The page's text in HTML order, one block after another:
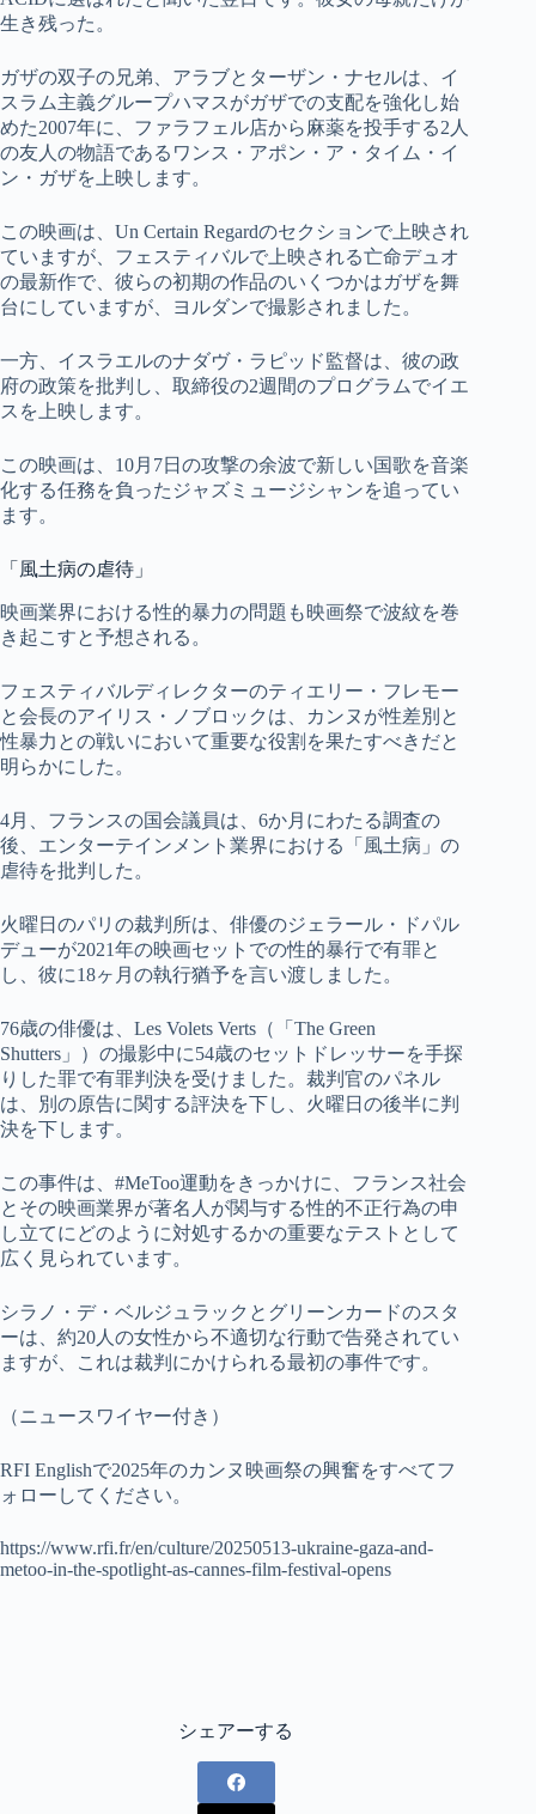
生き残った。
ガザの双子の兄弟、アラブとターザン・ナセルは、イ
スラム主義グループハマスがガザでの支配を強化し始
めた2007年に、ファラフェル店から麻薬を投手する2人
の友人の物語であるワンス・アポン・ア・タイム・イ
ン・ガザを上映します。
この映画は、Un Certain Regardのセクションで上映され
ていますが、フェスティバルで上映される亡命デュオ
の最新作で、彼らの初期の作品のいくつかはガザを舞
台にしていますが、ヨルダンで撮影されました。
一方、イスラエルのナダヴ・ラピッド監督は、彼の政
府の政策を批判し、取締役の2週間のプログラムでイエ
スを上映します。
この映画は、10月7日の攻撃の余波で新しい国歌を音楽
化する任務を負ったジャズミュージシャンを追ってい
ます。
「風土病の虐待」
映画業界における性的暴力の問題も映画祭で波紋を巻
き起こすと予想される。
フェスティバルディレクターのティエリー・フレモー
と会長のアイリス・ノブロックは、カンヌが性差別と
性暴力との戦いにおいて重要な役割を果たすべきだと
明らかにした。
4月、フランスの国会議員は、6か月にわたる調査の
後、エンターテインメント業界における「風土病」の
虐待を批判した。
火曜日のパリの裁判所は、俳優のジェラール・ドパル
デューが2021年の映画セットでの性的暴行で有罪と
し、彼に18ヶ月の執行猶予を言い渡しました。
76歳の俳優は、Les Volets Verts（「The Green
Shutters」）の撮影中に54歳のセットドレッサーを手探
りした罪で有罪判決を受けました。裁判官のパネル
は、別の原告に関する評決を下し、火曜日の後半に判
決を下します。
この事件は、#MeToo運動をきっかけに、フランス社会
とその映画業界が著名人が関与する性的不正行為の申
し立てにどのように対処するかの重要なテストとして
広く見られています。
シラノ・デ・ベルジュラックとグリーンカードのスタ
ーは、約20人の女性から不適切な行動で告発されてい
ますが、これは裁判にかけられる最初の事件です。
（ニュースワイヤー付き）
RFI Englishで2025年のカンヌ映画祭の興奮をすべてフ
ォローしてください。
https://www.rfi.fr/en/culture/20250513-ukraine-gaza-and-
metoo-in-the-spotlight-as-cannes-film-festival-opens
シェアーする